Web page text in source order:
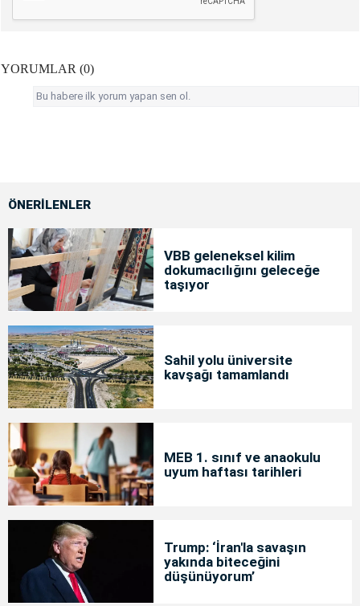
YORUMLAR (0)
Bu habere ilk yorum yapan sen ol.
ÖNERİLENLER
VBB geleneksel kilim
dokumacılığını geleceğe
taşıyor
Sahil yolu üniversite
kavşağı tamamlandı
MEB 1. sınıf ve anaokulu
uyum haftası tarihleri
Trump: ‘İran'la savaşın
yakında biteceğini
düşünüyorum’